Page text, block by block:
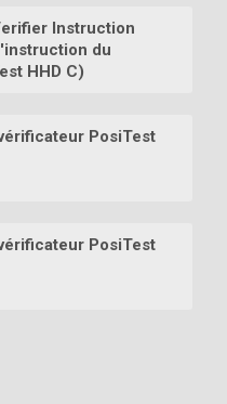
Instruction
du
HHD C)
PosiTest
PosiTest